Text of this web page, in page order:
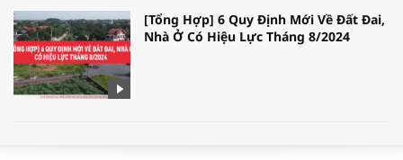
[Tổng Hợp] 6 Quy Định Mới Về Đất Đai,
Nhà Ở Có Hiệu Lực Tháng 8/2024